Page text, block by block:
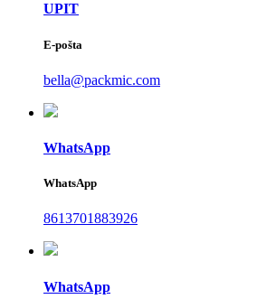
UPIT
E-pošta
bella@packmic.com
WhatsApp
WhatsApp
8613701883926
WhatsApp